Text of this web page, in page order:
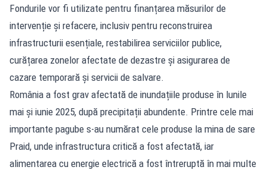
Fondurile vor fi utilizate pentru finanțarea măsurilor de
intervenție și refacere, inclusiv pentru reconstruirea
infrastructurii esențiale, restabilirea serviciilor publice,
curățarea zonelor afectate de dezastre și asigurarea de
cazare temporară și servicii de salvare.
România a fost grav afectată de inundațiile produse în lunile
mai și iunie 2025, după precipitații abundente. Printre cele mai
importante pagube s-au numărat cele produse la mina de sare
Praid, unde infrastructura critică a fost afectată, iar
alimentarea cu energie electrică a fost întreruptă în mai multe